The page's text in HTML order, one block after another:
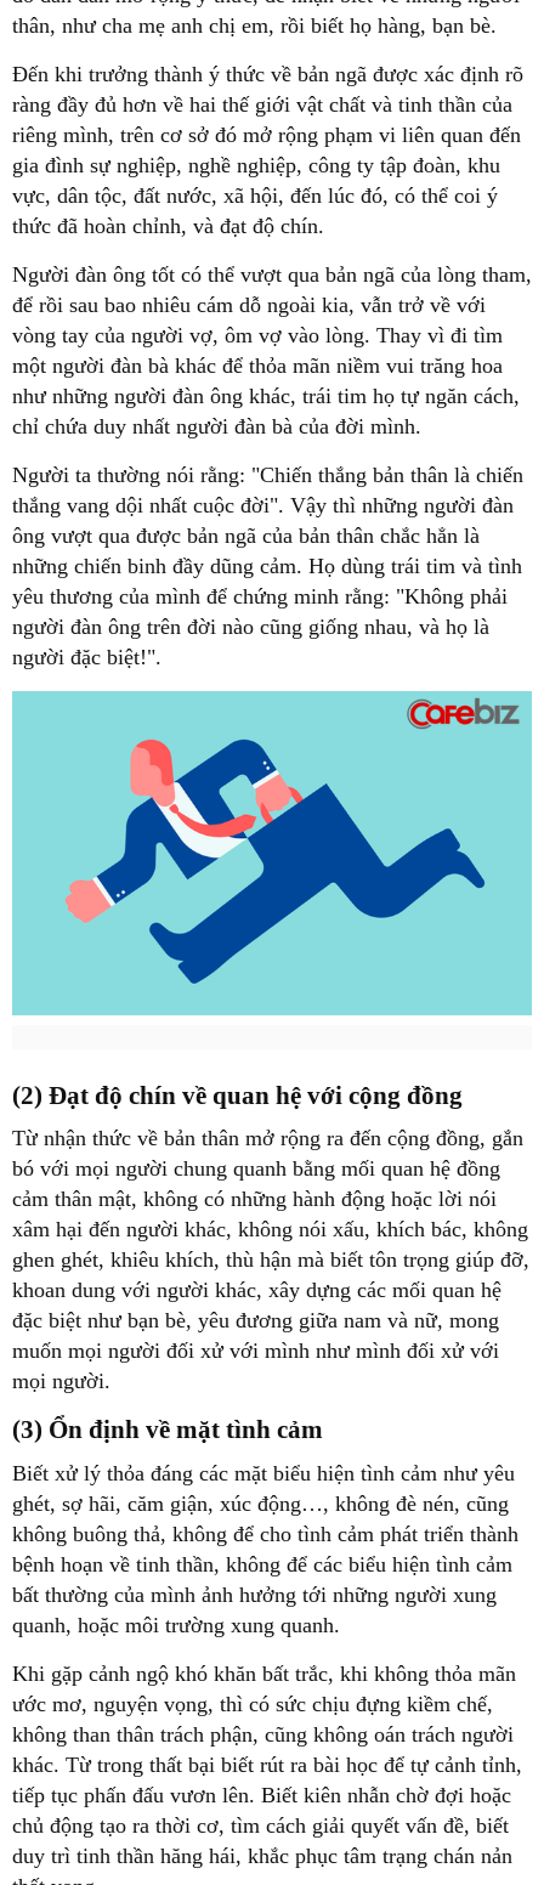
thân, như cha mẹ anh chị em, rồi biết họ hàng, bạn bè.
Đến khi trưởng thành ý thức về bản ngã được xác định rõ
ràng đầy đủ hơn về hai thế giới vật chất và tinh thần của
riêng mình, trên cơ sở đó mở rộng phạm vi liên quan đến
gia đình sự nghiệp, nghề nghiệp, công ty tập đoàn, khu
vực, dân tộc, đất nước, xã hội, đến lúc đó, có thể coi ý
thức đã hoàn chỉnh, và đạt độ chín.
Người đàn ông tốt có thể vượt qua bản ngã của lòng tham,
để rồi sau bao nhiêu cám dỗ ngoài kia, vẫn trở về với
vòng tay của người vợ, ôm vợ vào lòng. Thay vì đi tìm
một người đàn bà khác để thỏa mãn niềm vui trăng hoa
như những người đàn ông khác, trái tim họ tự ngăn cách,
chỉ chứa duy nhất người đàn bà của đời mình.
Người ta thường nói rằng: "Chiến thắng bản thân là chiến
thắng vang dội nhất cuộc đời". Vậy thì những người đàn
ông vượt qua được bản ngã của bản thân chắc hẳn là
những chiến binh đầy dũng cảm. Họ dùng trái tim và tình
yêu thương của mình để chứng minh rằng: "Không phải
người đàn ông trên đời nào cũng giống nhau, và họ là
người đặc biệt!".
(2) Đạt độ chín về quan hệ với cộng đồng
Từ nhận thức về bản thân mở rộng ra đến cộng đồng, gắn
bó với mọi người chung quanh bằng mối quan hệ đồng
cảm thân mật, không có những hành động hoặc lời nói
xâm hại đến người khác, không nói xấu, khích bác, không
ghen ghét, khiêu khích, thù hận mà biết tôn trọng giúp đỡ,
khoan dung với người khác, xây dựng các mối quan hệ
đặc biệt như bạn bè, yêu đương giữa nam và nữ, mong
muốn mọi người đối xử với mình như mình đối xử với
mọi người.
(3) Ổn định về mặt tình cảm
Biết xử lý thỏa đáng các mặt biểu hiện tình cảm như yêu
ghét, sợ hãi, căm giận, xúc động…, không đè nén, cũng
không buông thả, không để cho tình cảm phát triển thành
bệnh hoạn về tinh thần, không để các biểu hiện tình cảm
bất thường của mình ảnh hưởng tới những người xung
quanh, hoặc môi trường xung quanh.
Khi gặp cảnh ngộ khó khăn bất trắc, khi không thỏa mãn
ước mơ, nguyện vọng, thì có sức chịu đựng kiềm chế,
không than thân trách phận, cũng không oán trách người
khác. Từ trong thất bại biết rút ra bài học để tự cảnh tỉnh,
tiếp tục phấn đấu vươn lên. Biết kiên nhẫn chờ đợi hoặc
chủ động tạo ra thời cơ, tìm cách giải quyết vấn đề, biết
duy trì tinh thần hăng hái, khắc phục tâm trạng chán nản